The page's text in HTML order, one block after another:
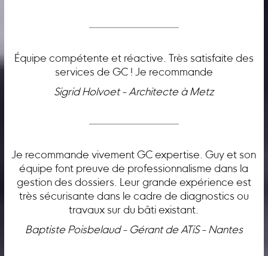
Équipe compétente et réactive. Très satisfaite des
services de GC ! Je recommande
Sigrid Holvoet - Architecte à Metz
Je recommande vivement GC expertise. Guy et son
équipe font preuve de professionnalisme dans la
gestion des dossiers. Leur grande expérience est
très sécurisante dans le cadre de diagnostics ou
travaux sur du bâti existant.
Baptiste Poisbelaud - Gérant de ATiS - Nantes